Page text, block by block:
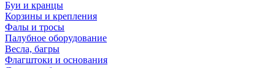
Буи и кранцы
Корзины и крепления
Фалы и тросы
Палубное оборудование
Весла, багры
Флагштоки и основания